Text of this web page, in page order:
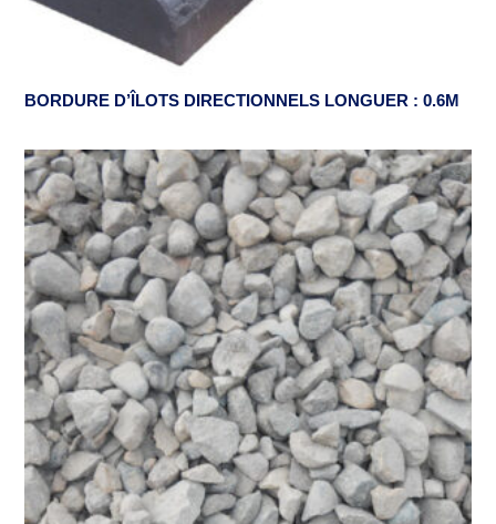
BORDURE D’ÎLOTS DIRECTIONNELS LONGUER : 0.6M